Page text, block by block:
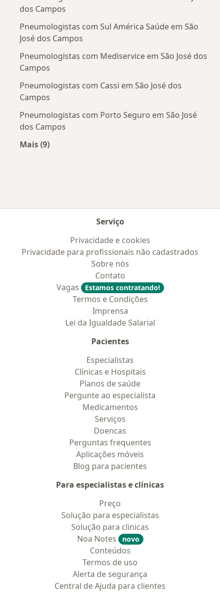
dos Campos
Pneumologistas com Sul América Saúde em São
José dos Campos
Pneumologistas com Mediservice em São José dos
Campos
Pneumologistas com Cassi em São José dos
Campos
Pneumologistas com Porto Seguro em São José
dos Campos
Mais (9)
Serviço
Privacidade e cookies
Privacidade para profissionais não cadastrados
Sobre nós
Contato
Vagas
Estamos contratando!
Termos e Condições
Imprensa
Lei da Igualdade Salarial
Pacientes
Especialistas
Clínicas e Hospitais
Planos de saúde
Pergunte ao especialista
Medicamentos
Serviços
Doencas
Perguntas frequentes
Aplicações móveis
Blog para pacientes
Para especialistas e clínicas
Preço
Solução para especialistas
Solução para clinicas
Noa Notes
novo
Conteúdos
Termos de uso
Alerta de segurança
Central de Ajuda para clientes